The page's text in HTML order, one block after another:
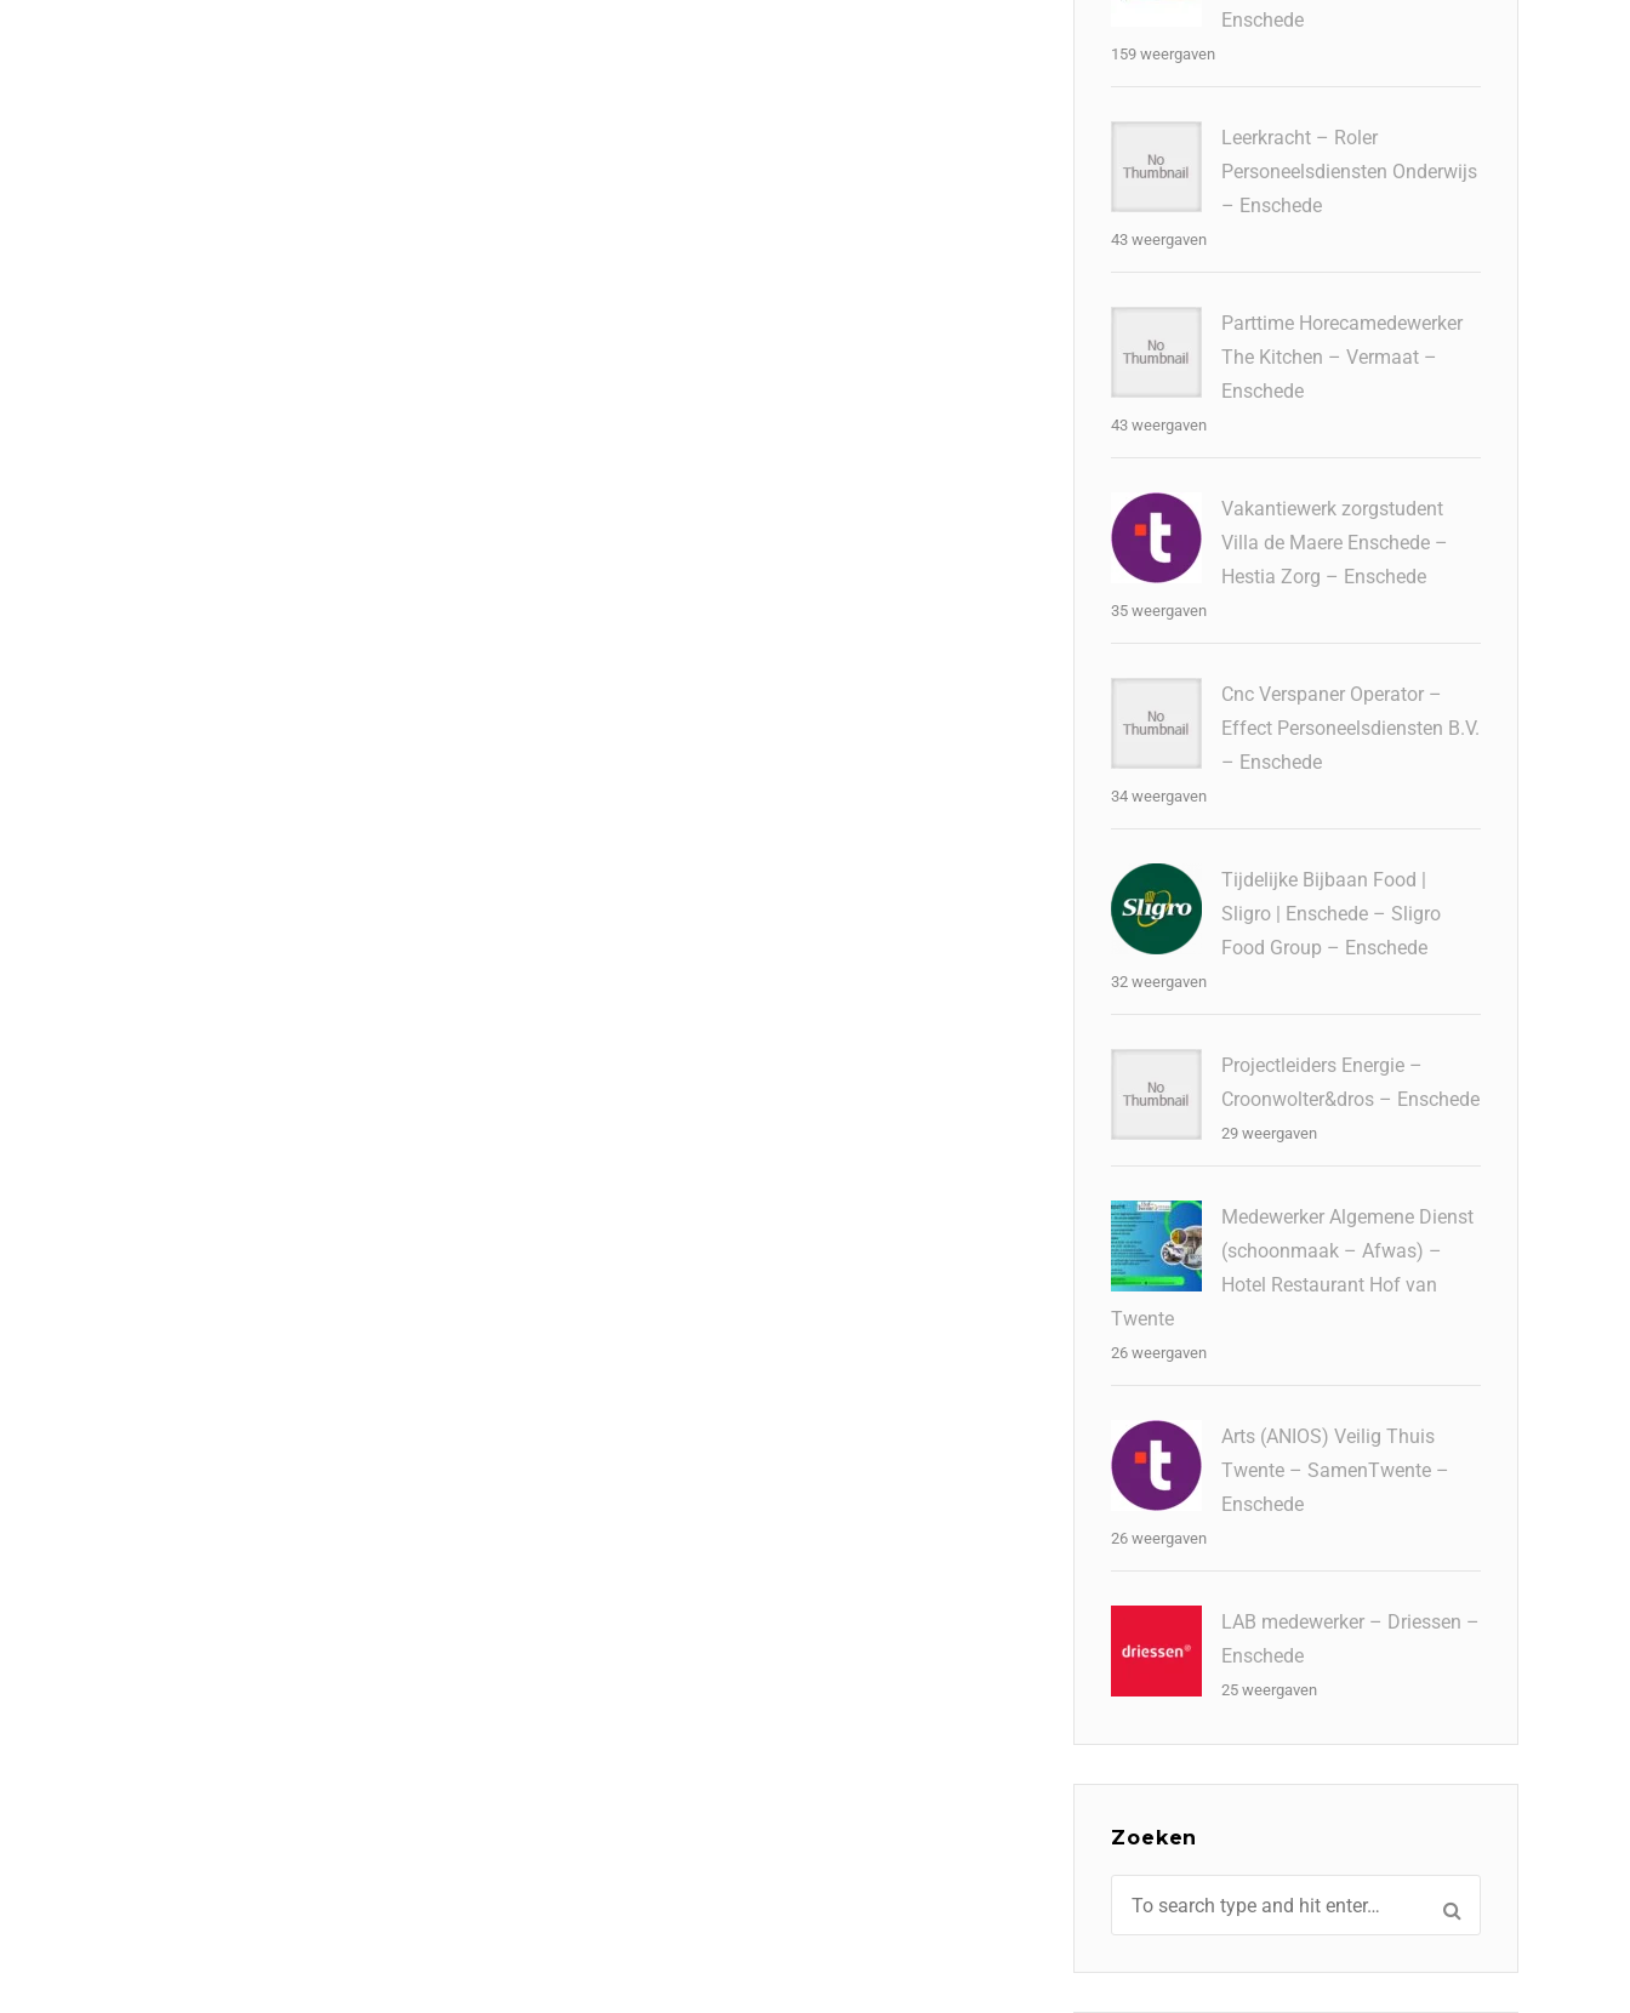
Enschede
159 weergaven
Leerkracht – Roler
Personeelsdiensten Onderwijs
– Enschede
43 weergaven
Parttime Horecamedewerker
The Kitchen – Vermaat –
Enschede
43 weergaven
Vakantiewerk zorgstudent
Villa de Maere Enschede –
Hestia Zorg – Enschede
35 weergaven
Cnc Verspaner Operator –
Effect Personeelsdiensten B.V.
– Enschede
34 weergaven
Tijdelijke Bijbaan Food |
Sligro | Enschede – Sligro
Food Group – Enschede
32 weergaven
Projectleiders Energie –
Croonwolter&dros – Enschede
29 weergaven
Medewerker Algemene Dienst
(schoonmaak – Afwas) –
Hotel Restaurant Hof van
Twente
26 weergaven
Arts (ANIOS) Veilig Thuis
Twente – SamenTwente –
Enschede
26 weergaven
LAB medewerker – Driessen –
Enschede
25 weergaven
Zoeken